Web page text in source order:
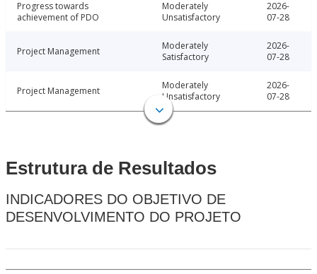
Progress towards
achievement of PDO
Moderately
Unsatisfactory
2026-
07-28
Project Management
Moderately
Satisfactory
2026-
07-28
Project Management
Moderately
Unsatisfactory
2026-
07-28
Estrutura de Resultados
INDICADORES DO OBJETIVO DE
DESENVOLVIMENTO DO PROJETO